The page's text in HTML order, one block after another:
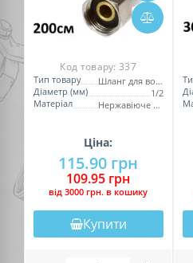
Код товару:337
Тип товару
Шланг для води
Діаметр (мм)
1/2
Матеріал
Нержавіюче обплетення
Ціна:
115.90 грн
109.95 грн
вiд 3000 грн. в кошику
Купити